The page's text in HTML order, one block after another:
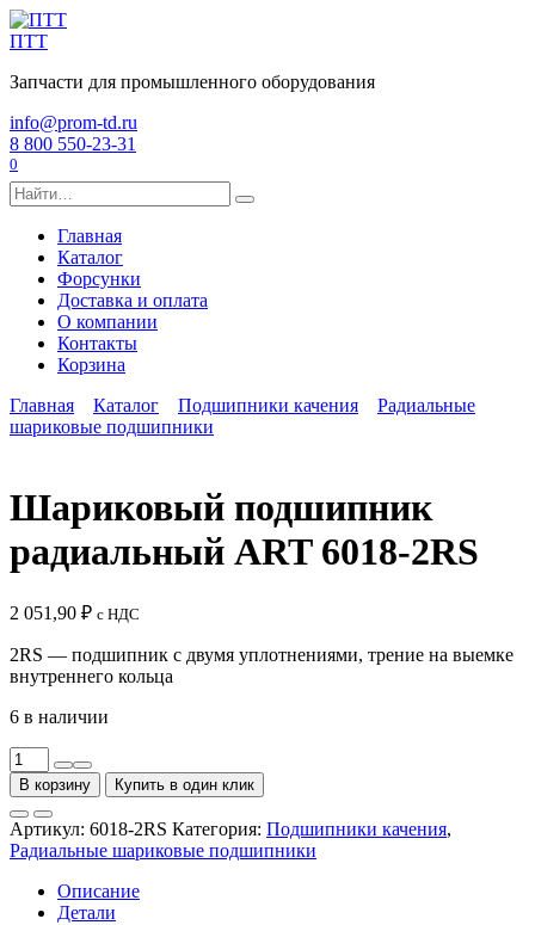
Перейти
к
ПТТ
Запчасти для промышленного оборудования
info@prom-td.ru
8 800 550-23-31
0
Search
for:
Главная
Каталог
Форсунки
Доставка и оплата
О компании
Контакты
Корзина
Главная
Каталог Подшипники качения
Радиальные
шариковые подшипники
Шариковый подшипник
радиальный ART 6018-2RS
2 051,90 ₽ с НДС
2RS — подшипник с двумя уплотнениями, трение на выемке
внутреннего кольца
6 в наличии
Количество
товара
Шариковый
подшипник
радиальный
ART
6018-
2RS
В корзину Купить в один клик
Артикул: 6018-2RS Категория: Подшипники качения,
Радиальные шариковые подшипники
Описание
Детали